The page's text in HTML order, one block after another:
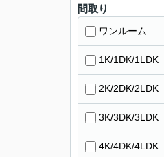
間取り
ワンルーム
1K/1DK/1LDK
2K/2DK/2LDK
3K/3DK/3LDK
4K/4DK/4LDK